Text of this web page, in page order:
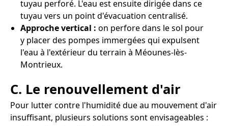
tuyau perforé. L'eau est ensuite dirigée dans ce
tuyau vers un point d'évacuation centralisé.
Approche vertical : on perfore dans le sol pour
y placer des pompes immergées qui expulsent
l'eau à l'extérieur du terrain à Méounes-lès-
Montrieux.
C. Le renouvellement d'air
Pour lutter contre l'humidité due au mouvement d'air
insuffisant, plusieurs solutions sont envisageables :